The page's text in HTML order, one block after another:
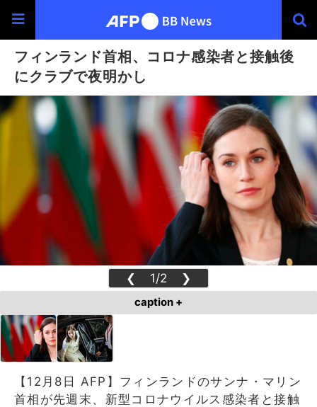
フィンランド首相、コロナ感染者と接触後
にクラブで夜明かし
❮ 1/2 ❯
caption +
【12月8日 AFP】フィンランドのサンナ・マリン
首相が先週末、新型コロナウイルス感染者と接触